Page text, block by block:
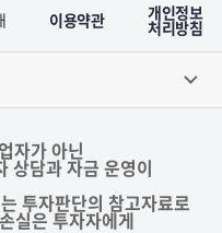
이용약관 개인정보
처리방침
자가 아닌
상담과 자금 운영이
투자판단의 참고자료로
실은 투자자에게